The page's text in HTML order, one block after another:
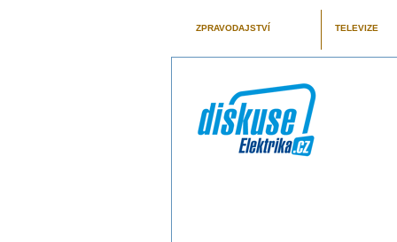
ZPRAVODAJSTVÍ TELEVIZE